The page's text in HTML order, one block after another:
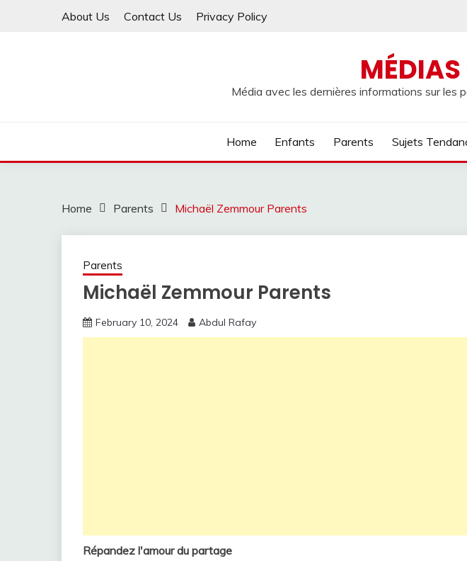
About Us Contact Us Privacy Policy
MÉDIAS
Média avec les dernières informations sur les
Home Enfants Parents Sujets
Home Parents Michaël Zemmour Parents
Parents
Michaël Zemmour Parents
February 10, 2024 Abdul Rafay
Répandez l'amour du partage